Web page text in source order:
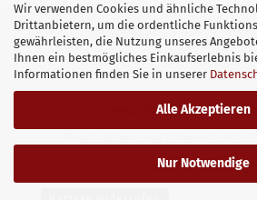
Wir verwenden Cookies und ähnliche
Drittanbietern, um die ordentliche
gewährleisten, die Nutzung unseres
Ihnen ein bestmögliches Einkaufserlebnis
Informationen finden Sie in unserer
Alle Akzeptieren
Nur Notwendige
Sitzung unterbrochen
Versand- &
Widerrufsrecht & Muster-
Besuchen Sie uns in Wörgl
Cookie Einstellungen